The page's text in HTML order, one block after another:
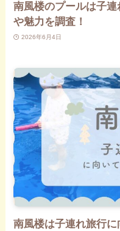
南風楼のプールは子
や魅力を調査！
2026年6月4日
南風楼は子連れ旅行